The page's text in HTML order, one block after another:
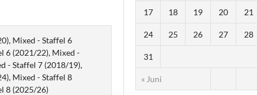
Mixed - Staffel 6
6 (2021/22), Mixed -
- Staffel 7 (2018/19),
Mixed - Staffel 8
8 (2025/26)
« Juni
17 18 19 20 21
24 25 26 27 28
31